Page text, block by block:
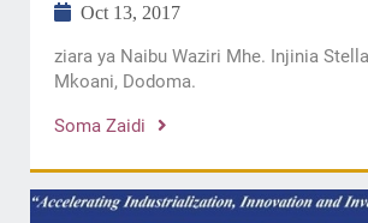
Oct 13, 2017
ziara ya Naibu Waziri Mhe. Injinia
Mkoani, Dodoma.
Soma Zaidi